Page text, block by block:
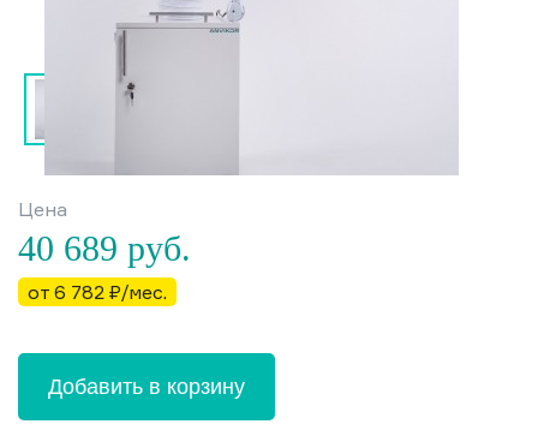
Цена
40 689 руб.
от 6 782 ₽/мес.
Добавить в корзину